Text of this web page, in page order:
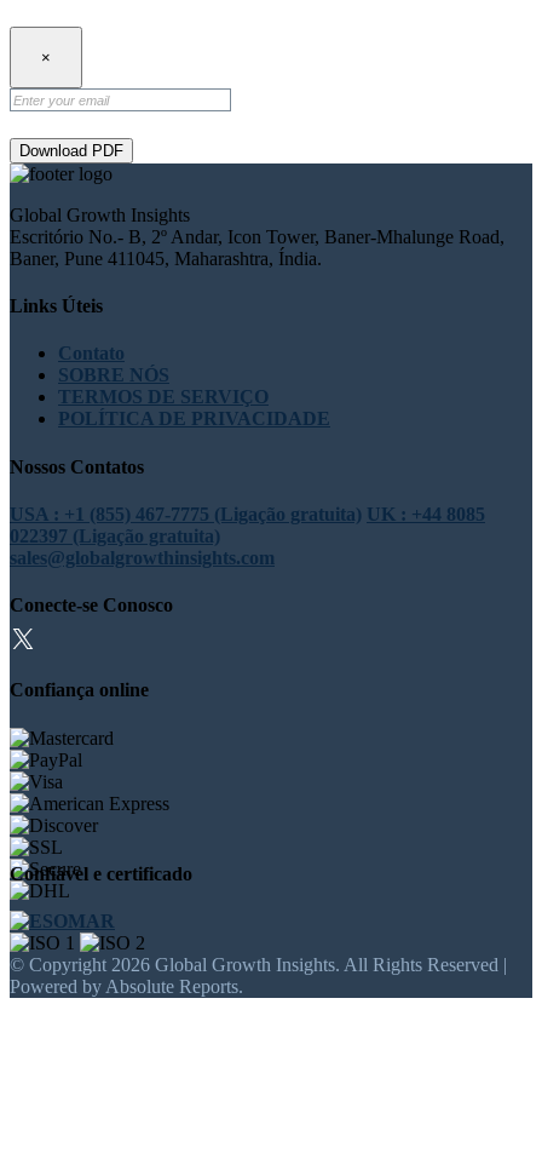
×
Download PDF
Global Growth Insights
Escritório No.- B, 2º Andar, Icon Tower, Baner-Mhalunge Road,
Baner, Pune 411045, Maharashtra, Índia.
Links Úteis
Contato
SOBRE NÓS
TERMOS DE SERVIÇO
POLÍTICA DE PRIVACIDADE
Nossos Contatos
USA : +1 (855) 467-7775 (Ligação gratuita) UK : +44 8085
022397 (Ligação gratuita)
sales@globalgrowthinsights.com
Conecte-se Conosco
Confiança online
Confiável e certificado
© Copyright 2026 Global Growth Insights. All Rights Reserved |
Powered by Absolute Reports.